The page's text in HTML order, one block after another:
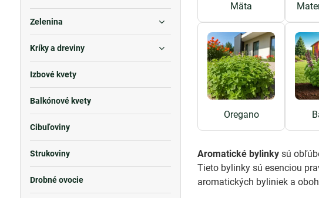
Mäta
Oregano
Aromatické bylinky sú
Tieto bylinky sú esenciou
aromatických byliniek a
Zelenina
Kríky a dreviny
Izbové kvety
Balkónové kvety
Cibuľoviny
Strukoviny
Drobné ovocie